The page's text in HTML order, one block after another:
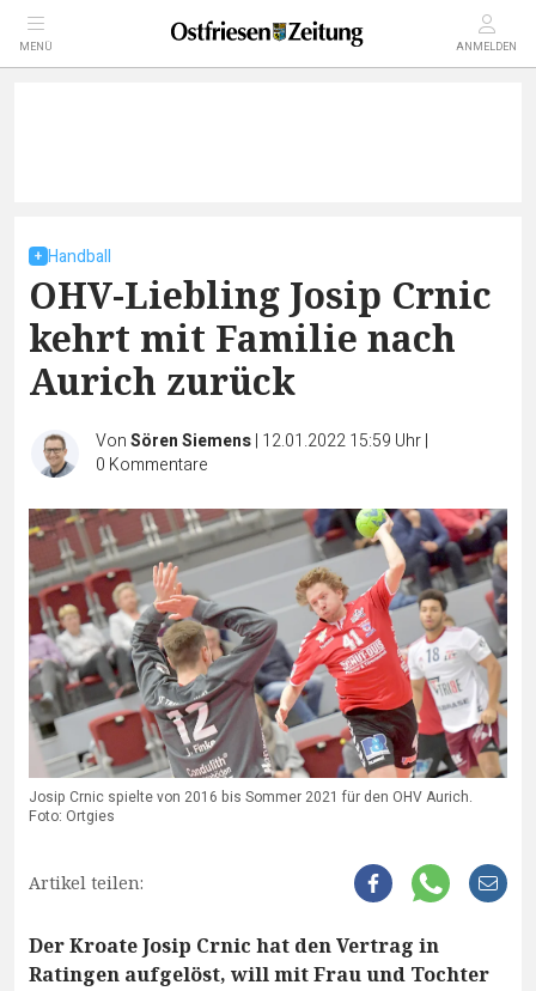
MENÜ ANMELDEN
Handball
OHV-Liebling Josip Crnic
kehrt mit Familie nach
Aurich zurück
VonSören Siemens| 12.01.2022 15:59 Uhr|
0 Kommentare
Josip Crnic spielte von 2016 bis Sommer 2021 für den OHV Aurich.
Foto: Ortgies
Artikel teilen:
Der Kroate Josip Crnic hat den Vertrag in
Ratingen aufgelöst, will mit Frau und Tochter